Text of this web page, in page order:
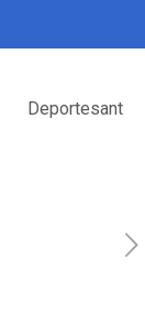
Deportesant